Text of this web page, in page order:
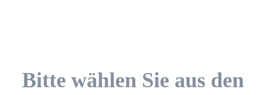
Bitte wählen Sie aus den